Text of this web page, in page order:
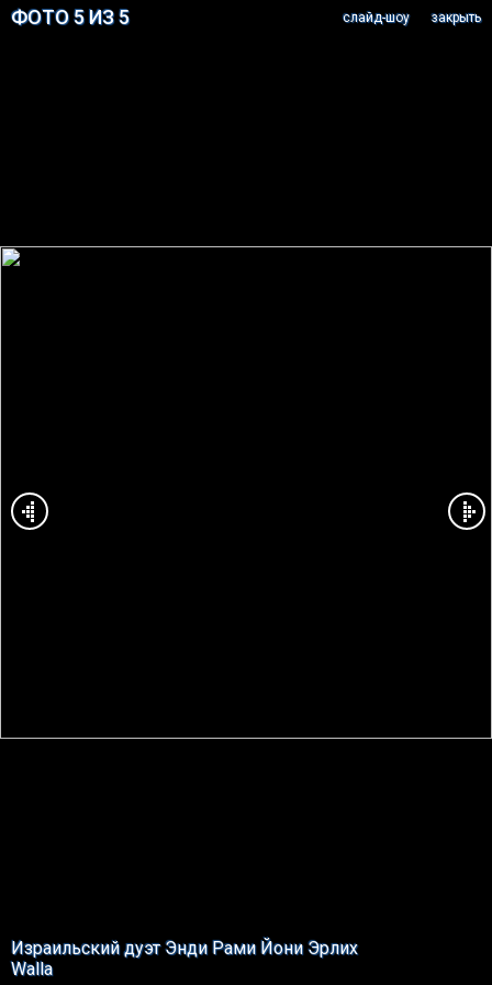
ФОТО 5 ИЗ 5 закрыть
cлайд-шоу
Израильский дуэт Энди Рами Йони Эрлих
Walla